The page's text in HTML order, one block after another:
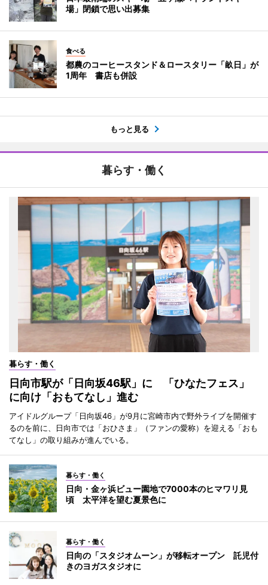
場」閉鎖で思い出募集
食べる
都農のコーヒースタンド＆ロースタリー「畝日」が
1周年 書店も併設
もっと見る
暮らす・働く
暮らす・働く
日向市駅が「日向坂46駅」に 「ひなたフェス」
に向け「おもてなし」進む
アイドルグループ「日向坂46」が9月に宮崎市内で野外ライブを開催す
るのを前に、日向市では「おひさま」（ファンの愛称）を迎える「おも
てなし」の取り組みが進んでいる。
暮らす・働く
日向・金ヶ浜ビュー園地で7000本のヒマワリ見
頃 太平洋を望む夏景色に
暮らす・働く
日向の「スタジオムーン」が移転オープン 託児付
きのヨガスタジオに